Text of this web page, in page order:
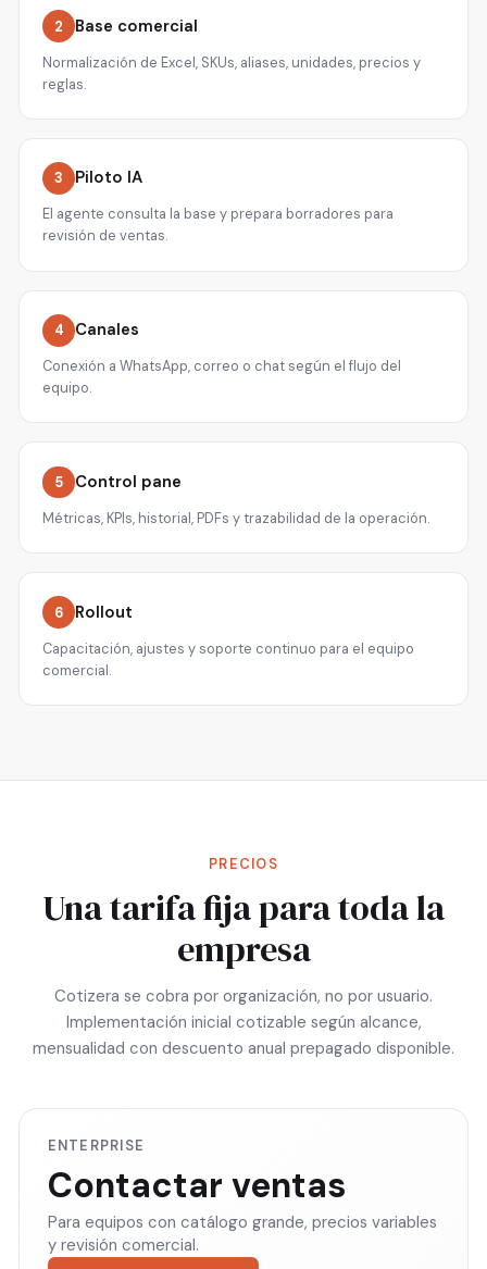
2 Base comercial
Normalización de Excel, SKUs, aliases, unidades, precios y
reglas.
3 Piloto IA
El agente consulta la base y prepara borradores para
revisión de ventas.
4 Canales
Conexión a WhatsApp, correo o chat según el flujo del
equipo.
5 Control pane
Métricas, KPIs, historial, PDFs y trazabilidad de la operación.
6 Rollout
Capacitación, ajustes y soporte continuo para el equipo
comercial.
PRECIOS
Una tarifa fija para toda la
empresa
Cotizera se cobra por organización, no por usuario.
Implementación inicial cotizable según alcance,
mensualidad con descuento anual prepagado disponible.
ENTERPRISE
Contactar ventas
Para equipos con catálogo grande, precios variables
y revisión comercial.